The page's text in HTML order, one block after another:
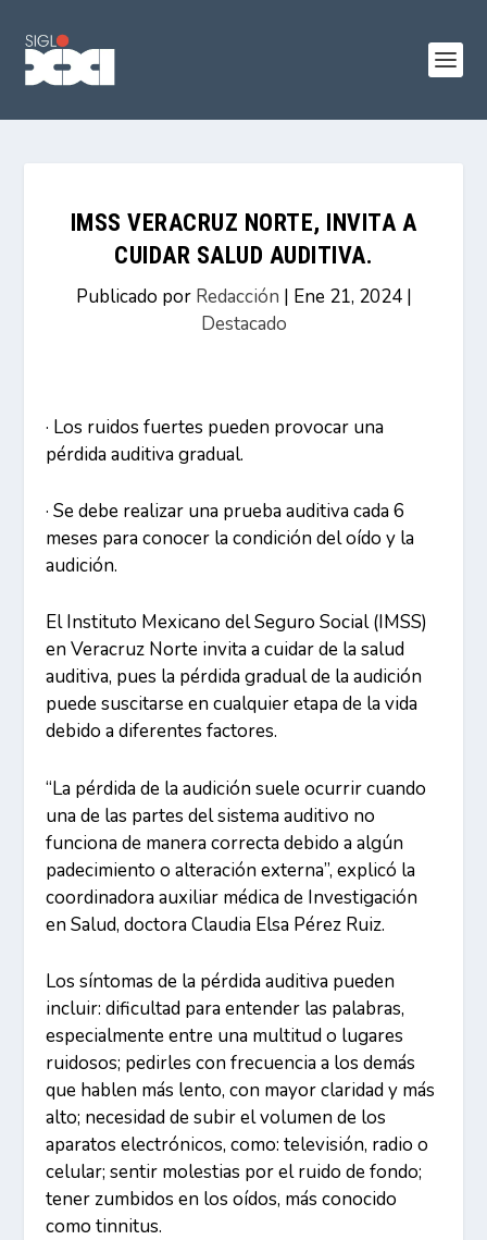
IMSS VERACRUZ NORTE, INVITA A
CUIDAR SALUD AUDITIVA.
Publicado por Redacción | Ene 21, 2024|
Destacado
· Los ruidos fuertes pueden provocar una
pérdida auditiva gradual.
· Se debe realizar una prueba auditiva cada 6
meses para conocer la condición del oído y la
audición.
El Instituto Mexicano del Seguro Social (IMSS)
en Veracruz Norte invita a cuidar de la salud
auditiva, pues la pérdida gradual de la audición
puede suscitarse en cualquier etapa de la vida
debido a diferentes factores.
“La pérdida de la audición suele ocurrir cuando
una de las partes del sistema auditivo no
funciona de manera correcta debido a algún
padecimiento o alteración externa”, explicó la
coordinadora auxiliar médica de Investigación
en Salud, doctora Claudia Elsa Pérez Ruiz.
Los síntomas de la pérdida auditiva pueden
incluir: dificultad para entender las palabras,
especialmente entre una multitud o lugares
ruidosos; pedirles con frecuencia a los demás
que hablen más lento, con mayor claridad y más
alto; necesidad de subir el volumen de los
aparatos electrónicos, como: televisión, radio o
celular; sentir molestias por el ruido de fondo;
tener zumbidos en los oídos, más conocido
como tinnitus.